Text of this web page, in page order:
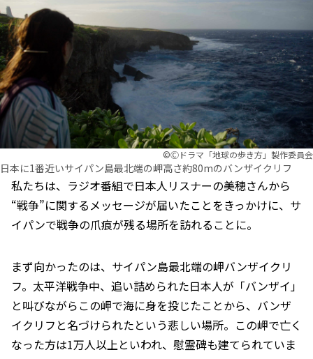
©︎Ⓒドラマ「地球の歩き方」製作委員会
日本に1番近いサイパン島最北端の岬高さ約80mのバンザイクリフ
私たちは、ラジオ番組で日本人リスナーの美穂さんから
“戦争”に関するメッセージが届いたことをきっかけに、サ
イパンで戦争の爪痕が残る場所を訪れることに。
まず向かったのは、サイパン島最北端の岬バンザイクリ
フ。太平洋戦争中、追い詰められた日本人が「バンザイ」
と叫びながらこの岬で海に身を投じたことから、バンザ
イクリフと名づけられたという悲しい場所。この岬で亡く
なった方は1万人以上といわれ、慰霊碑も建てられていま